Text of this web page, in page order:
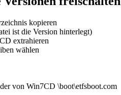
kopieren
ist die Version hinterlegt)
extrahieren
wählen
von Win7CD \boot\etfsboot.com